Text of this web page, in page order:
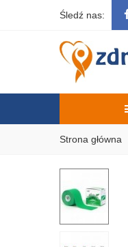
Śledź nas:
Strona główna